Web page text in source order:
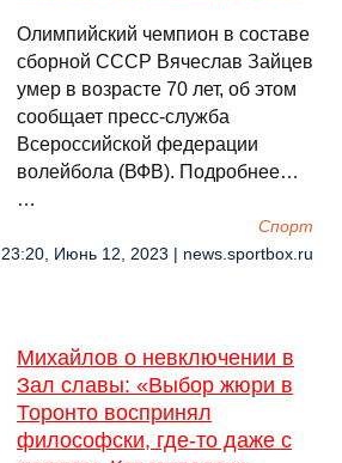
Олимпийский чемпион в составе
сборной СССР Вячеслав Зайцев
умер в возрасте 70 лет, об этом
сообщает пресс‑служба
Всероссийской федерации
волейбола (ВФВ). Подробнее…
…
Спорт
23:20, Июнь 12, 2023 | news.sportbox.ru
Михайлов о невключении в
Зал славы: «Выбор жюри в
Торонто воспринял
философски, где-то даже с